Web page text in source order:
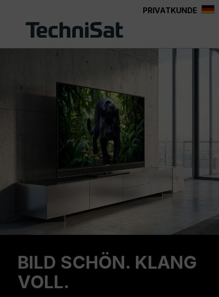
PRIVATKUNDE
BILD SCHÖN. KLANG
VOLL.
Previous